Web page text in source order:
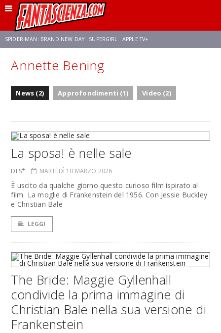
SPIDER-MAN: BRAND NEW DAY SUPERGIRL APPLE TV+
FRANCO RICCIARDIELLO ZENDAYA STAR TREK
Annette Bening
News (2) Approfondimenti (1) Video (2)
La sposa! è nelle sale
DI S* MARTEDÌ 10 MARZO 2026
È uscito da qualche giorno questo curioso film ispirato al
film La moglie di Frankenstein del 1956. Con Jessie Buckley
e Christian Bale
LEGGI
The Bride: Maggie Gyllenhall
condivide la prima immagine di
Christian Bale nella sua versione di
Frankenstein